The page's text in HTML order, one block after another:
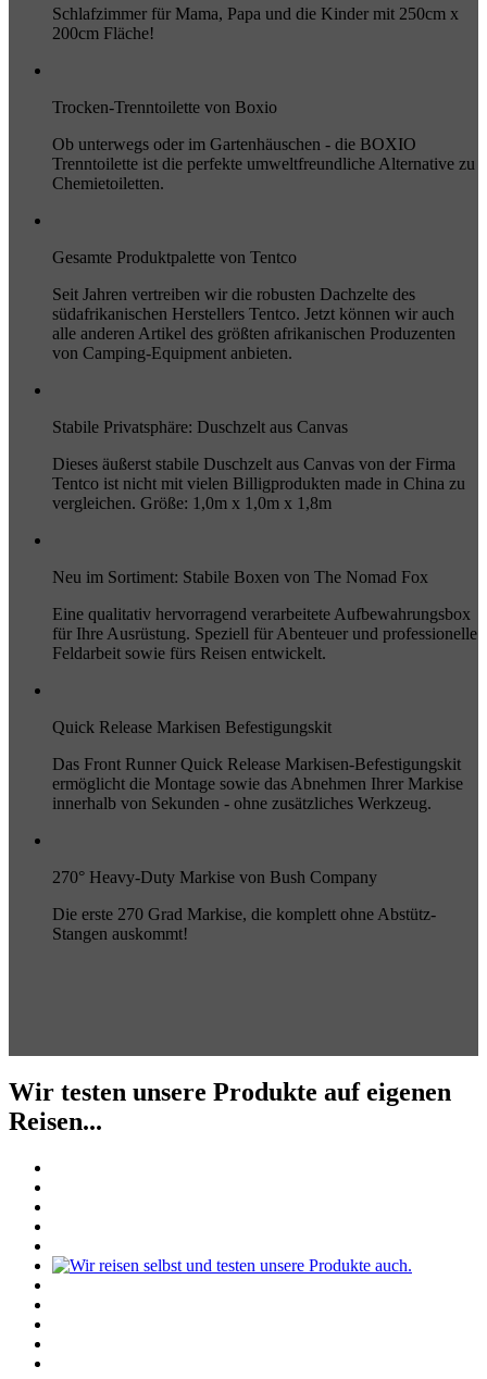
Schlafzimmer für Mama, Papa und die Kinder mit 250cm x
200cm Fläche!
Trocken-Trenntoilette von Boxio
Ob unterwegs oder im Gartenhäuschen - die BOXIO
Trenntoilette ist die perfekte umweltfreundliche Alternative zu
Chemietoiletten.
Gesamte Produktpalette von Tentco
Seit Jahren vertreiben wir die robusten Dachzelte des
südafrikanischen Herstellers Tentco. Jetzt können wir auch
alle anderen Artikel des größten afrikanischen Produzenten
von Camping-Equipment anbieten.
Stabile Privatsphäre: Duschzelt aus Canvas
Dieses äußerst stabile Duschzelt aus Canvas von der Firma
Tentco ist nicht mit vielen Billigprodukten made in China zu
vergleichen. Größe: 1,0m x 1,0m x 1,8m
Neu im Sortiment: Stabile Boxen von The Nomad Fox
Eine qualitativ hervorragend verarbeitete Aufbewahrungsbox
für Ihre Ausrüstung. Speziell für Abenteuer und professionelle
Feldarbeit sowie fürs Reisen entwickelt.
Quick Release Markisen Befestigungskit
Das Front Runner Quick Release Markisen-Befestigungskit
ermöglicht die Montage sowie das Abnehmen Ihrer Markise
innerhalb von Sekunden - ohne zusätzliches Werkzeug.
270° Heavy-Duty Markise von Bush Company
Die erste 270 Grad Markise, die komplett ohne Abstütz-
Stangen auskommt!
Wir testen unsere Produkte auf eigenen
Reisen...